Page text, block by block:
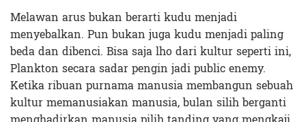
Melawan arus bukan berarti kudu menjadi
menyebalkan. Pun bukan juga kudu menjadi paling
beda dan dibenci. Bisa saja lho dari kultur seperti ini,
Plankton secara sadar pengin jadi public enemy.
Ketika ribuan purnama manusia membangun sebuah
kultur memanusiakan manusia, bulan silih berganti